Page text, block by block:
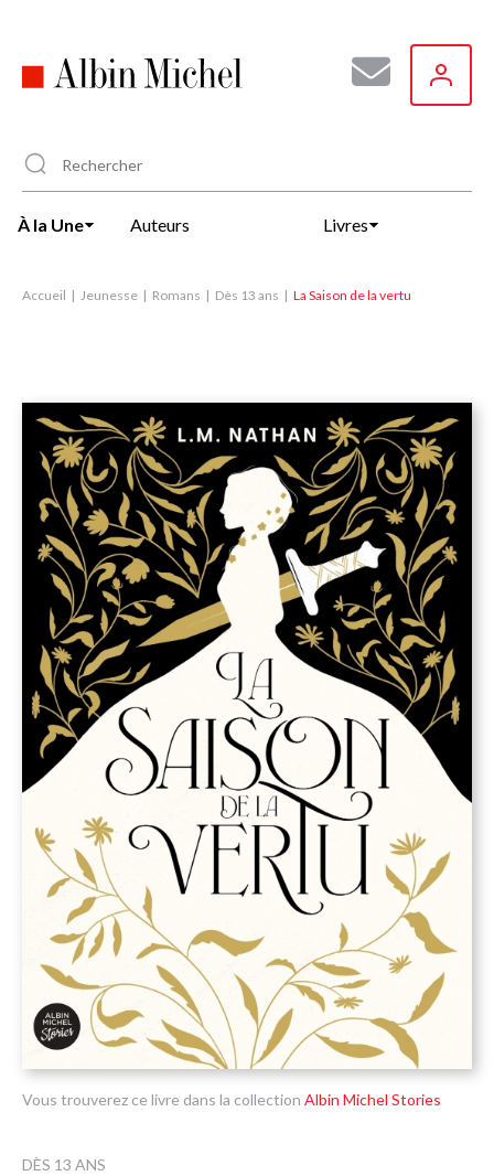
principal
À la Une Auteurs Livres
Accueil Jeunesse Romans Dès 13 ans La Saison de la vertu
Vous trouverez ce livre dans la collection Albin Michel Stories
DÈS 13 ANS